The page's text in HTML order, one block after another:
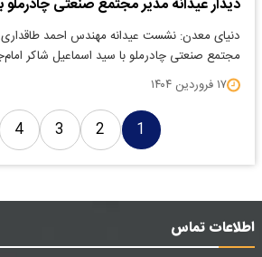
دنیای معدن: نشست عیدانه مهندس احمد
مجتمع صنعتی چادرملو با سید اسماعیل شاکر
۱۷ فروردین ۱۴۰۴
1
2
3
4
اطلاعات تماس